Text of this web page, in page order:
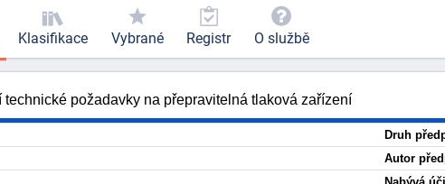
technické požadavky na přepravitelná tlaková zařízení
Druh
Autor
Klasifikace Vybrané Registr O službě